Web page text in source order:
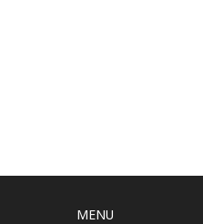
MENU